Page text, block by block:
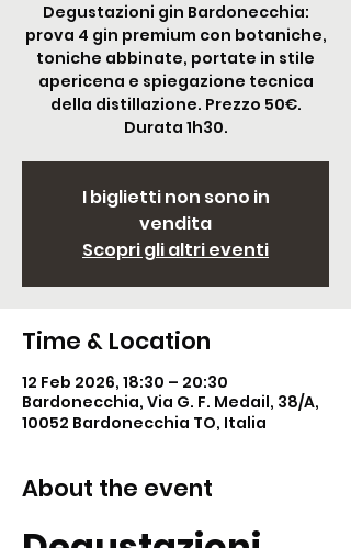
Degustazioni gin Bardonecchia:
prova 4 gin premium con botaniche,
toniche abbinate, portate in stile
apericena e spiegazione tecnica
della distillazione. Prezzo 50€.
Durata 1h30.
I biglietti non sono in
vendita
Scopri gli altri eventi
Time & Location
12 Feb 2026, 18:30 – 20:30
Bardonecchia, Via G. F. Medail, 38/A,
10052 Bardonecchia TO, Italia
About the event